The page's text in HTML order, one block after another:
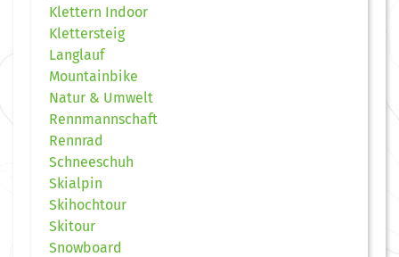
Klettern Indoor
Klettersteig
Langlauf
Mountainbike
Natur & Umwelt
Rennmannschaft
Rennrad
Schneeschuh
Skialpin
Skihochtour
Skitour
Snowboard